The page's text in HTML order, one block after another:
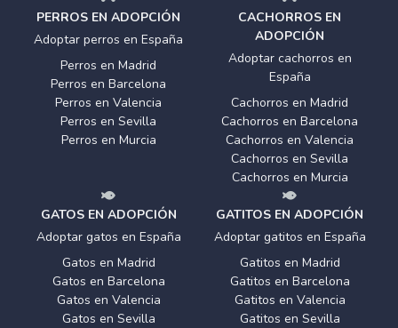
PERROS EN ADOPCIÓN
Adoptar perros en España
Perros en Madrid
Perros en Barcelona
Perros en Valencia
Perros en Sevilla
Perros en Murcia
CACHORROS EN
ADOPCIÓN
Adoptar cachorros en
España
Cachorros en Madrid
Cachorros en Barcelona
Cachorros en Valencia
Cachorros en Sevilla
Cachorros en Murcia
GATOS EN ADOPCIÓN
Adoptar gatos en España
Gatos en Madrid
Gatos en Barcelona
Gatos en Valencia
Gatos en Sevilla
GATITOS EN ADOPCIÓN
Adoptar gatitos en España
Gatitos en Madrid
Gatitos en Barcelona
Gatitos en Valencia
Gatitos en Sevilla